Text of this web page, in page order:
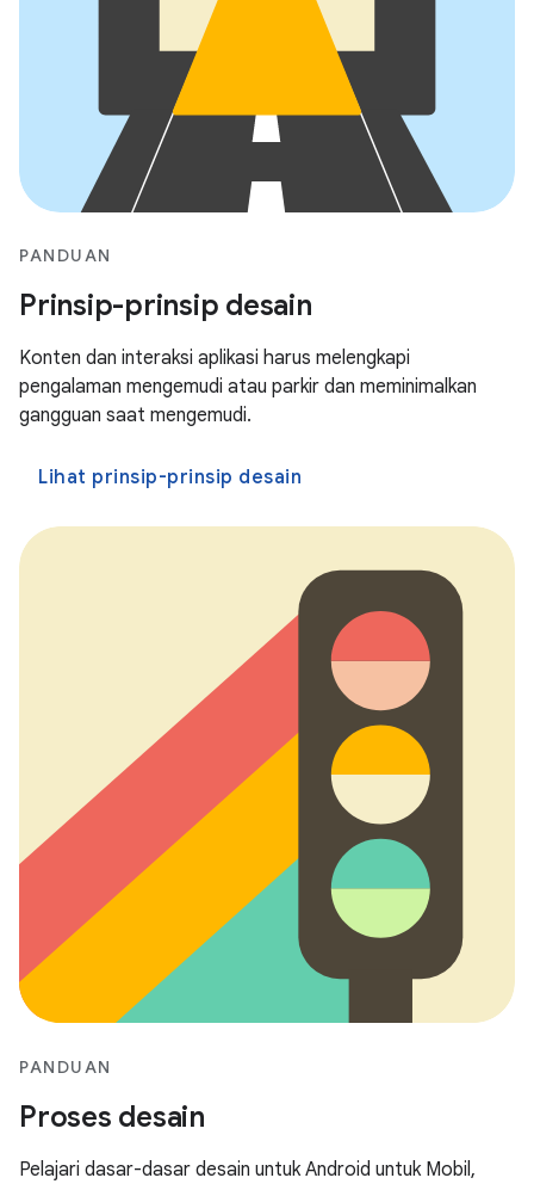
PANDUAN
Prinsip-prinsip desain
Konten dan interaksi aplikasi harus melengkapi
pengalaman mengemudi atau parkir dan meminimalkan
gangguan saat mengemudi.
Lihat prinsip-prinsip desain
PANDUAN
Proses desain
Pelajari dasar-dasar desain untuk Android untuk Mobil,